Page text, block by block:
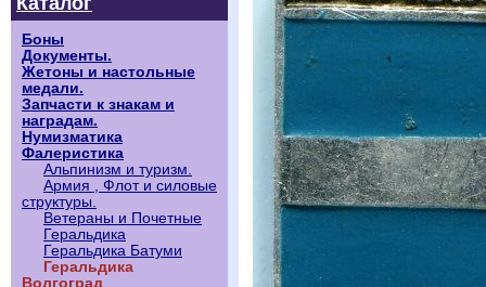
Боны
Документы.
Жетоны и настольные
медали.
Запчасти к знакам и
наградам.
Нумизматика
Фалеристика
Альпинизм и туризм.
Армия , Флот и силовые
структуры.
Ветераны и Почетные
Геральдика
Геральдика Батуми
Геральдика
Волгоград